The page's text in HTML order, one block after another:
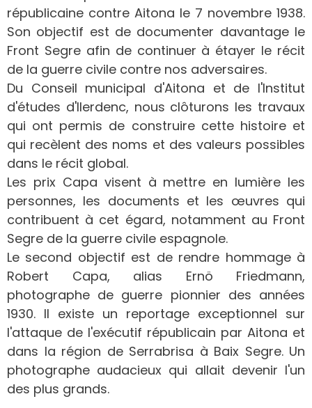
républicaine contre Aitona le 7 novembre 1938.
Son objectif est de documenter davantage le
Front Segre afin de continuer à étayer le récit
de la guerre civile contre nos adversaires.
Du Conseil municipal d'Aitona et de l'Institut
d'études d'Ilerdenc, nous clôturons les travaux
qui ont permis de construire cette histoire et
qui recèlent des noms et des valeurs possibles
dans le récit global.
Les prix Capa visent à mettre en lumière les
personnes, les documents et les œuvres qui
contribuent à cet égard, notamment au Front
Segre de la guerre civile espagnole.
Le second objectif est de rendre hommage à
Robert Capa, alias Ernö Friedmann,
photographe de guerre pionnier des années
1930. Il existe un reportage exceptionnel sur
l'attaque de l'exécutif républicain par Aitona et
dans la région de Serrabrisa à Baix Segre. Un
photographe audacieux qui allait devenir l'un
des plus grands.